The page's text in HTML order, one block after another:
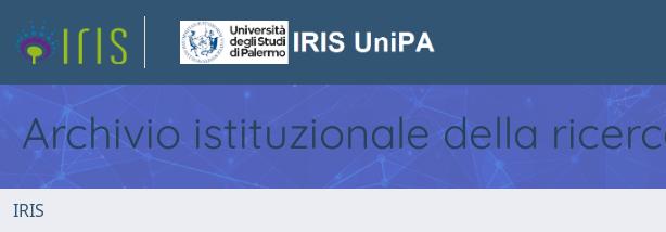
Archivio istituzionale della
IRIS